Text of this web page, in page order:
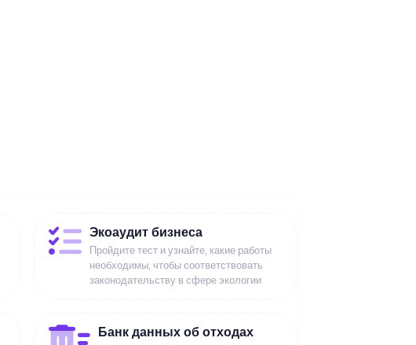
Экоаудит бизнеса
Пройдите тест и узнайте, какие работы
необходимы, чтобы соответствовать
законодательству в сфере экологии
Банк данных об отходах